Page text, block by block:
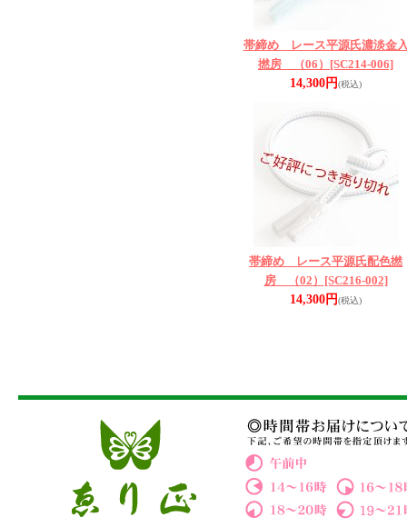
帯締め レース平源氏濃淡金
撚房 （06） [SC214-006]
14,300円(税込)
帯締め レース平源氏配色撚
房 （02） [SC216-002]
14,300円(税込)